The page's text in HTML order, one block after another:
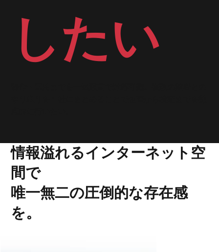
したい
​情報溢れるインターネット空
間で
唯一無二の圧倒的な存在感
を。